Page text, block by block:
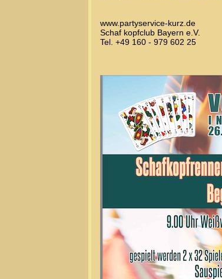
www.partyservice-kurz.de
Schaf kopfclub Bayern e.V.
Tel. +49 160 - 979 602 25